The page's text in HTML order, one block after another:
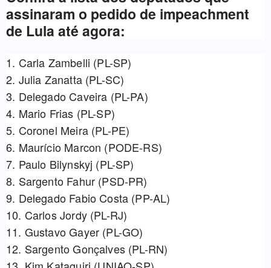
assinaram o pedido de impeachment
de Lula até agora:
1. Carla Zambelli (PL-SP)
2. Julia Zanatta (PL-SC)
3. Delegado Caveira (PL-PA)
4. Mario Frias (PL-SP)
5. Coronel Meira (PL-PE)
6. Maurício Marcon (PODE-RS)
7. Paulo Bilynskyj (PL-SP)
8. Sargento Fahur (PSD-PR)
9. Delegado Fabio Costa (PP-AL)
10. Carlos Jordy (PL-RJ)
11. Gustavo Gayer (PL-GO)
12. Sargento Gonçalves (PL-RN)